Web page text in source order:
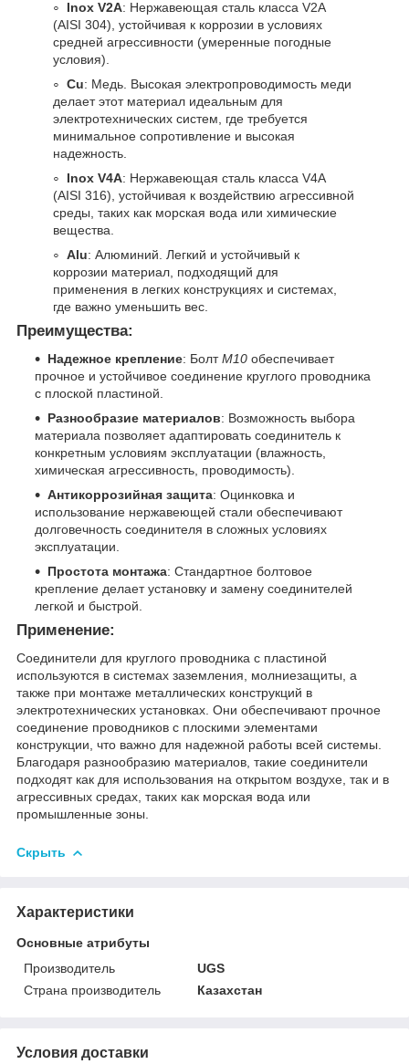
Inox V2A: Нержавеющая сталь класса V2A
(AISI 304), устойчивая к коррозии в условиях
средней агрессивности (умеренные погодные
условия).
Cu: Медь. Высокая электропроводимость меди
делает этот материал идеальным для
электротехнических систем, где требуется
минимальное сопротивление и высокая
надежность.
Inox V4A: Нержавеющая сталь класса V4A
(AISI 316), устойчивая к воздействию агрессивной
среды, таких как морская вода или химические
вещества.
Alu: Алюминий. Легкий и устойчивый к
коррозии материал, подходящий для
применения в легких конструкциях и системах,
где важно уменьшить вес.
Преимущества:
Надежное крепление: БолтM10 обеспечивает
прочное и устойчивое соединение круглого проводника
с плоской пластиной.
Разнообразие материалов: Возможность выбора
материала позволяет адаптировать соединитель к
конкретным условиям эксплуатации (влажность,
химическая агрессивность, проводимость).
Антикоррозийная защита: Оцинковка и
использование нержавеющей стали обеспечивают
долговечность соединителя в сложных условиях
эксплуатации.
Простота монтажа: Стандартное болтовое
крепление делает установку и замену соединителей
легкой и быстрой.
Применение:
Соединители для круглого проводника с пластиной
используются в системах заземления, молниезащиты, а
также при монтаже металлических конструкций в
электротехнических установках. Они обеспечивают прочное
соединение проводников с плоскими элементами
конструкции, что важно для надежной работы всей системы.
Благодаря разнообразию материалов, такие соединители
подходят как для использования на открытом воздухе, так и в
агрессивных средах, таких как морская вода или
промышленные зоны.
Скрыть
Характеристики
Основные атрибуты
Производитель
UGS
Страна производитель
Казахстан
Условия доставки